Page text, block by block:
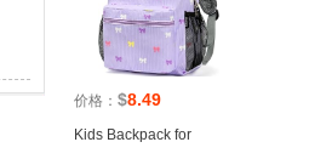
价格： $8.49
Kids Backpack for